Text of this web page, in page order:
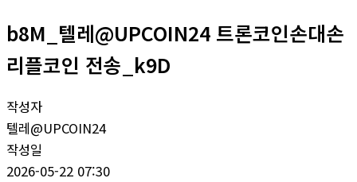
b8M_텔레@UPCOIN24 트론코인손대손
리플코인 전송_k9D
작성자
텔레@UPCOIN24
작성일
2026-05-22 07:30